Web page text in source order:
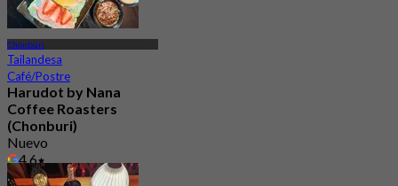
Chonburi
Tailandesa
Café/Postre
Harudot by Nana
Coffee Roasters
(Chonburi)
Nuevo
4.6
Desde฿ 263.33